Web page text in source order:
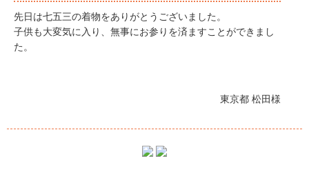
先日は七五三の着物をありがとうございました。
子供も大変気に入り、無事にお参りを済ますことができまし
た。
東京都 松田様